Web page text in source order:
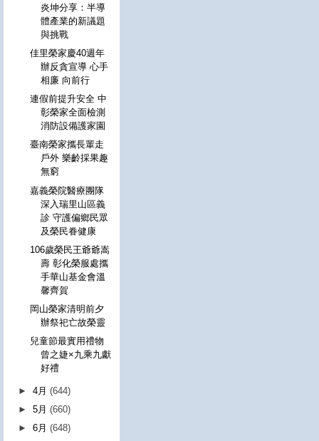
炎坤分享：半導
體產業的新議題
與挑戰
佳里榮家慶40週年
辦反貪宣導 心手
相廉 向前行
連假前提升安全 中
彰榮家全面檢測
消防設備護家園
臺南榮家攜長輩走
戶外 樂齡採果趣
無窮
嘉義榮院醫療團隊
深入瑞里山區義
診 守護偏鄉民眾
及榮民眷健康
106歲榮民王爺爺嵩
壽 彰化榮服處攜
手華山基金會溫
馨齊賀
岡山榮家清明前夕
辦祭祀亡故榮靈
兒童節最實用禮物
曾之婕×九乘九獻
好禮
►4月(644)
►5月(660)
►6月(648)